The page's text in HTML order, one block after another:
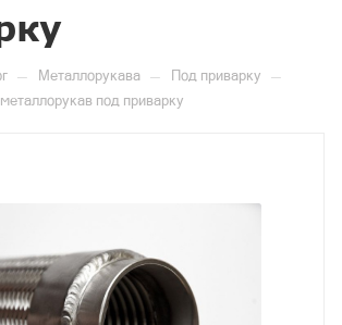
— Металлорукава — Под приварку —
под приварку